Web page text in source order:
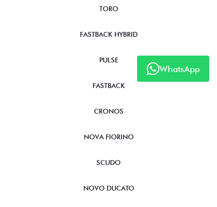
WhatsApp
TORO
FASTBACK HYBRID
PULSE
FASTBACK
CRONOS
NOVA FIORINO
SCUDO
NOVO DUCATO